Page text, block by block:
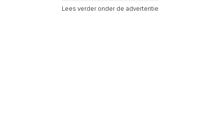
Lees verder onder de advertentie